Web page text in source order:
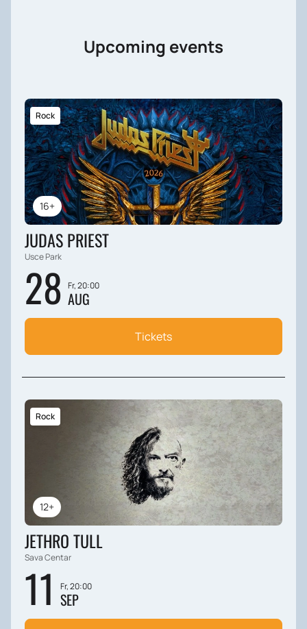
Upcoming events
16+
Rock
JUDAS PRIEST
Usce Park
28 Fr, 20:00
AUG
Tickets
12+
Rock
JETHRO TULL
Sava Centar
11 Fr, 20:00
SEP